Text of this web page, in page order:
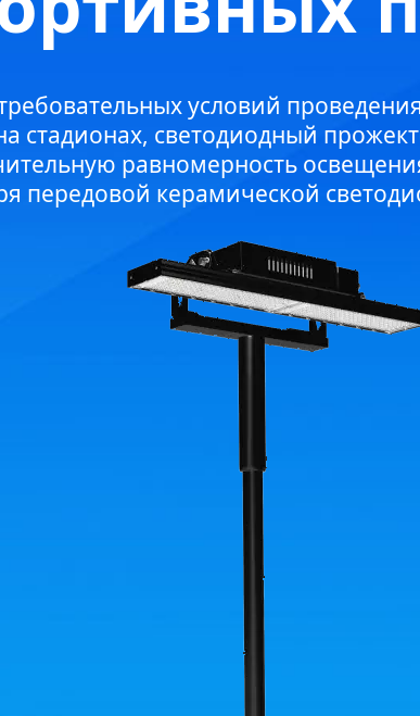
условий
стадионах, светодиодный
равномерность
передовой керамической